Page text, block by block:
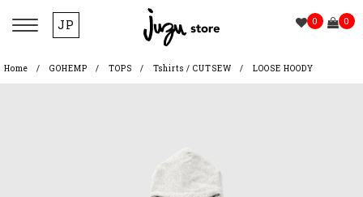
JP 0 0
Home GOHEMP TOPS Tshirts / CUTSEW LOOSE HOODY